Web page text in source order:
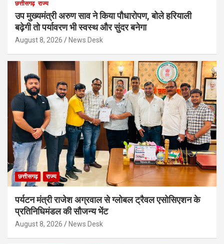
छत्तीसगढ़ राज्य
उप मुख्यमंत्री अरुण साव ने किया पौधारोपण, बोले हरियाली
बढ़ेगी तो पर्यावरण भी स्वस्थ और सुंदर बनेगा
August 8, 2026 News Desk
छत्तीसगढ़ राज्य
पर्यटन मंत्री राजेश अग्रवाल से ग्लोबल ट्रैवल एसोसिएशन के
प्रतिनिधिमंडल की सौजन्य भेंट
August 8, 2026 News Desk